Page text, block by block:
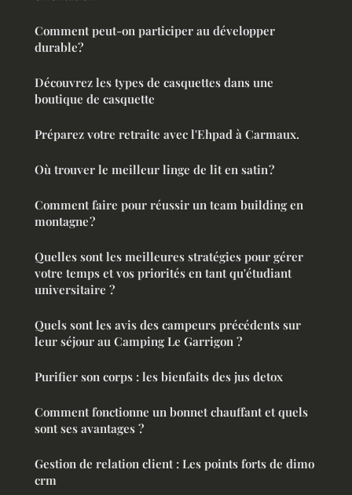
Comment peut-on participer au développer
durable?
Découvrez les types de casquettes dans une
boutique de casquette
Préparez votre retraite avec l'Ehpad à Carmaux.
Où trouver le meilleur linge de lit en satin ?
Comment faire pour réussir un team building en
montagne ?
Quelles sont les meilleures stratégies pour gérer
votre temps et vos priorités en tant qu'étudiant
universitaire ?
Quels sont les avis des campeurs précédents sur
leur séjour au Camping Le Garrigon ?
Purifier son corps : les bienfaits des jus detox
Comment fonctionne un bonnet chauffant et quels
sont ses avantages ?
Gestion de relation client : Les points forts de dimo
crm